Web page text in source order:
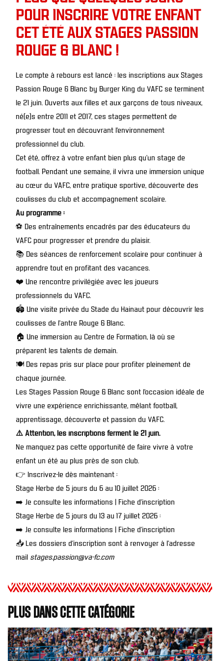
POUR INSCRIRE VOTRE ENFANT
CET ÉTÉ AUX STAGES PASSION
ROUGE & BLANC !
Le compte à rebours est lancé : les inscriptions aux Stages
Passion Rouge & Blanc by Burger King du VAFC se terminent
le 21 juin. Ouverts aux filles et aux garçons de tous niveaux,
né(e)s entre 2011 et 2017, ces stages permettent de
progresser tout en découvrant l’environnement
professionnel du club.
Cet été, offrez à votre enfant bien plus qu’un stage de
football. Pendant une semaine, il vivra une immersion unique
au cœur du VAFC, entre pratique sportive, découverte des
coulisses du club et accompagnement scolaire.
Au programme :
⚽ Des entraînements encadrés par des éducateurs du
VAFC pour progresser et prendre du plaisir.
📚 Des séances de renforcement scolaire pour continuer à
apprendre tout en profitant des vacances.
❤️ Une rencontre privilégiée avec les joueurs
professionnels du VAFC.
🏟️ Une visite privée du Stade du Hainaut pour découvrir les
coulisses de l’antre Rouge & Blanc.
🏠 Une immersion au Centre de Formation, là où se
préparent les talents de demain.
🍽️ Des repas pris sur place pour profiter pleinement de
chaque journée.
Les Stages Passion Rouge & Blanc sont l’occasion idéale de
vivre une expérience enrichissante, mêlant football,
apprentissage, découverte et passion du VAFC.
⚠️ Attention, les inscriptions ferment le 21 juin.
Ne manquez pas cette opportunité de faire vivre à votre
enfant un été au plus près de son club.
👉 Inscrivez-le dès maintenant :
Stage Herbe de 5 jours du 6 au 10 juillet 2026 :
➡️ Je consulte les informations | Fiche d’inscription
Stage Herbe de 5 jours du 13 au 17 juillet 2026 :
➡️ Je consulte les informations | Fiche d’inscription
📥 Les dossiers d’inscription sont à renvoyer à l’adresse
mail stages.passion@va-fc.com
Plus dans cette catégorie